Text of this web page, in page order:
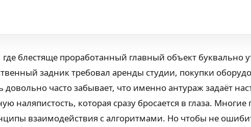
блестяще проработанный главный объект
задник требовал аренды студии, покупки
довольно часто забывает, что именно антураж задаёт
наляпистость, которая сразу бросается в глаза.
взаимодействия с алгоритмами. Но чтобы не